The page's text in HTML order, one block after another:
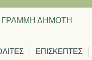
ΓΡΑΜΜΗ ΔΗΜΟΤΗ
ΕΠΙΣΚΕΠΤΕΣ